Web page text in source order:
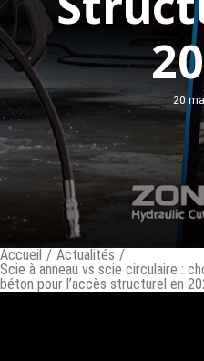
20
Accueil / Actualités /
Scie à anneau vs scie circulaire :
béton pour l’accès structurel en